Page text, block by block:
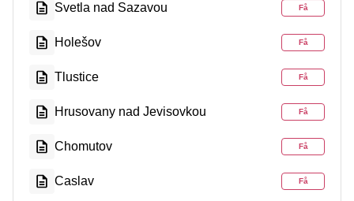
Svetla nad Sazavou Få
Holešov Få
Tlustice Få
Hrusovany nad Jevisovkou Få
Chomutov Få
Caslav Få